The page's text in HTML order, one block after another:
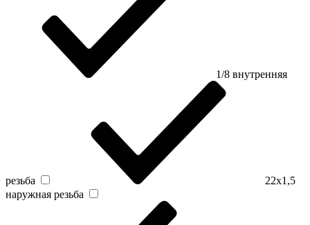
1/8 внутренняя
резьба
22х1,5
наружная резьба